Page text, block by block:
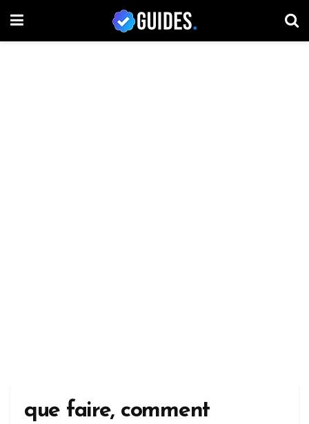
que faire, comment